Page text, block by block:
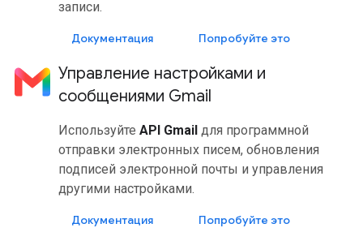
записи.
Документация Попробуйте это
Управление настройками и
сообщениями Gmail
Используйте API Gmail для программной
отправки электронных писем, обновления
подписей электронной почты и управления
другими настройками.
Документация Попробуйте это